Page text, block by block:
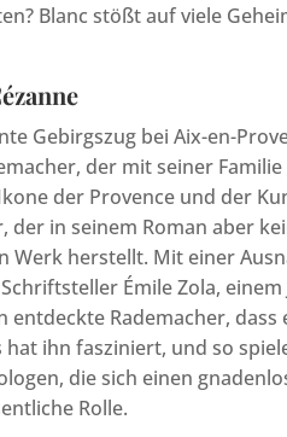
Blanc stößt auf viele
Gebirgszug bei Aix-en-
der mit seiner
der Provence und der
der in seinem Roman aber
herstellt. Mit einer
Émile Zola,
entdeckte Rademacher, dass
ihn fasziniert, und so
die sich einen
Rolle.